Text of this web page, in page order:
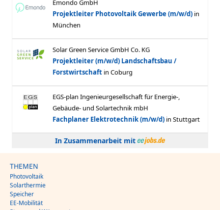
In Zusammenarbeit mit
THEMEN
Photovoltaik
Solarthermie
Speicher
EE-Mobilität